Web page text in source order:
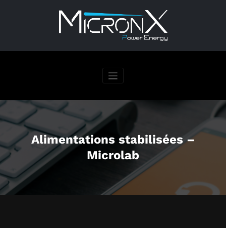
Alimentations stabilisées –
Microlab